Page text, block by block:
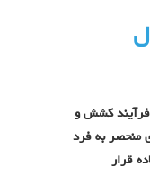
فرآیند کشش و
منحصر به فرد
قرار